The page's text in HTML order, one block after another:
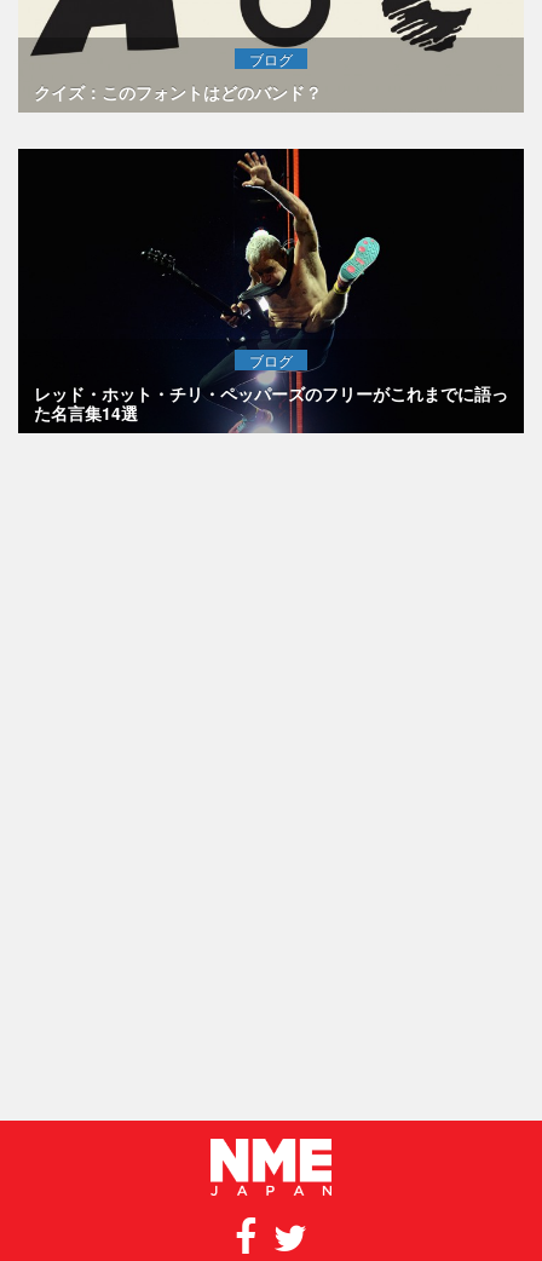
ブログ
クイズ：このフォントはどのバンド？
ブログ
レッド・ホット・チリ・ペッパーズのフリーがこれまでに語っ
た名言集14選